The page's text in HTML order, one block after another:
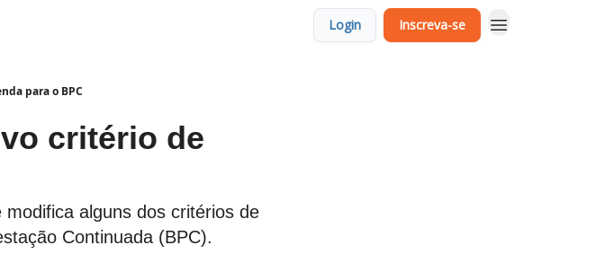
Login Inscreva-se
para o BPC
critério de
alguns dos critérios de
Continuada (BPC).